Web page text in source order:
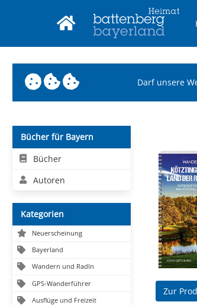
Darf unsere
Bücher für Bayern
Bücher
Autoren
Kategorien
Neuerscheinung
Bayerland
Wandern und Radln
GPS-Wanderführer
Ausflüge und Freizeit
Zur